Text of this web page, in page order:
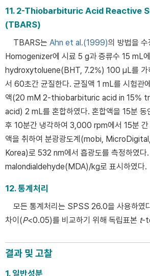
11. 2-Thiobarbituric Acid Reactive
(TBARS)
TBARS는 Ahn et al.(1999)의 방법을
Homogenizer에 시료 5 g과 증류수 15 mL
hydroxytoluene(BHT, 7.2%) 100 μL를 가
서 60초간 균질한다. 균질액 1 mL를 시험관
액(20 mM 2-thiobarbituric acid in 15%
acid) 2 mL를 혼합하였다. 혼합액을 15분
후 10분간 냉각하여 3,000 rpm에서 15분 간
액을 취하여 분광광도계(mobi,
Korea)로 532 nm에서 흡광도를 측정하였다
malondialdehyde(MDA)/kg로 표시하였다.
12. 통계처리
모든 통계처리는 SPSS 26.0을 사용하였
차이(P<0.05)를 비교하기 위해 독립표본 t-
결과 및 고찰
1. 일반성분